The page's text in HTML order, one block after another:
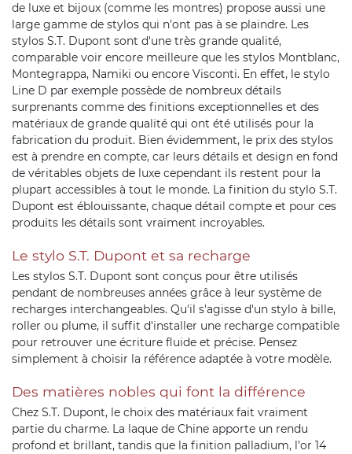
de luxe et bijoux (comme les montres) propose aussi une
large gamme de stylos qui n'ont pas à se plaindre. Les
stylos S.T. Dupont sont d'une très grande qualité,
comparable voir encore meilleure que les stylos Montblanc,
Montegrappa, Namiki ou encore Visconti. En effet, le stylo
Line D par exemple possède de nombreux détails
surprenants comme des finitions exceptionnelles et des
matériaux de grande qualité qui ont été utilisés pour la
fabrication du produit. Bien évidemment, le prix des stylos
est à prendre en compte, car leurs détails et design en fond
de véritables objets de luxe cependant ils restent pour la
plupart accessibles à tout le monde. La finition du stylo S.T.
Dupont est éblouissante, chaque détail compte et pour ces
produits les détails sont vraiment incroyables.
Le stylo S.T. Dupont et sa recharge
Les stylos S.T. Dupont sont conçus pour être utilisés
pendant de nombreuses années grâce à leur système de
recharges interchangeables. Qu'il s'agisse d'un stylo à bille,
roller ou plume, il suffit d'installer une recharge compatible
pour retrouver une écriture fluide et précise. Pensez
simplement à choisir la référence adaptée à votre modèle.
Des matières nobles qui font la différence
Chez S.T. Dupont, le choix des matériaux fait vraiment
partie du charme. La laque de Chine apporte un rendu
profond et brillant, tandis que la finition palladium, l’or 14